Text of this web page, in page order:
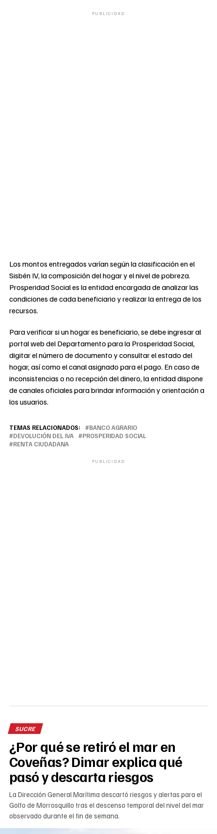
PUBLICIDAD
Los montos entregados varían según la clasificación en el
Sisbén IV, la composición del hogar y el nivel de pobreza.
Prosperidad Social es la entidad encargada de analizar las
condiciones de cada beneficiario y realizar la entrega de los
recursos.
Para verificar si un hogar es beneficiario, se debe ingresar al
portal web del Departamento para la Prosperidad Social,
digitar el número de documento y consultar el estado del
hogar, así como el canal asignado para el pago. En caso de
inconsistencias o no recepción del dinero, la entidad dispone
de canales oficiales para brindar información y orientación a
los usuarios.
TEMAS RELACIONADOS:
BANCO AGRARIO
DEVOLUCIÓN DEL IVA
PROSPERIDAD SOCIAL
RENTA CIUDADANA
PUBLICIDAD
SUCRE
¿Por qué se retiró el mar en
Coveñas? Dimar explica qué
pasó y descarta riesgos
La Dirección General Marítima descartó riesgos y alertas para el
Golfo de Morrosquillo tras el descenso temporal del nivel del mar
observado durante el fin de semana.